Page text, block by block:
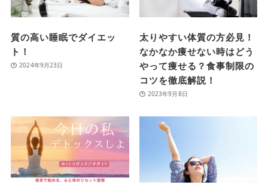
質の高い睡眠でダイエッ
ト！
2024年9月23日
太りやすい体質の方必見！
なかなか痩せない時はどう
やって痩せる？食事制限の
コツを徹底解説！
2023年9月8日